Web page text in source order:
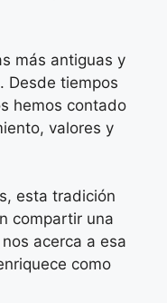
más antiguas y
Desde tiempos
hemos contado
valores y
esta tradición
compartir una
acerca a esa
como